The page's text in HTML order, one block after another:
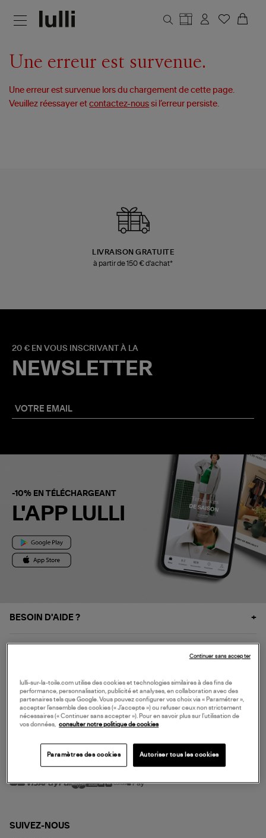
Une erreur est survenue.
Une erreur est survenue lors du chargement de cette page.
Veuillez réessayer etcontactez-nous si l’erreur persiste.
LIVRAISON GRATUITE
à partir de 150 € d'achat*
20 € EN VOUS INSCRIVANT À LA
NEWSLETTER
-10% EN TÉLÉCHARGEANT
L'APP LULLI
BESOIN D'AIDE ?
NOS SERVICES
SERVICE CLIENT
MODE DE PAIEMENT
SUIVEZ-NOUS
lulli-sur-la-toile.com utilise des cookies et technologies similaires à des fins de
performance, personnalisation, publicité et analyses, en collaboration avec des
partenaires tels que Google. Vous pouvez configurer vos choix via « Paramétrer »,
accepter l’ensemble des cookies (« J’accepte ») ou refuser ceux non strictement
nécessaires (« Continuer sans accepter »). Pour en savoir plus sur l’utilisation de
vos données,
consulter notre politique de cookies
Paramètres des cookies Autoriser tous les cookies
Continuer sans accepter